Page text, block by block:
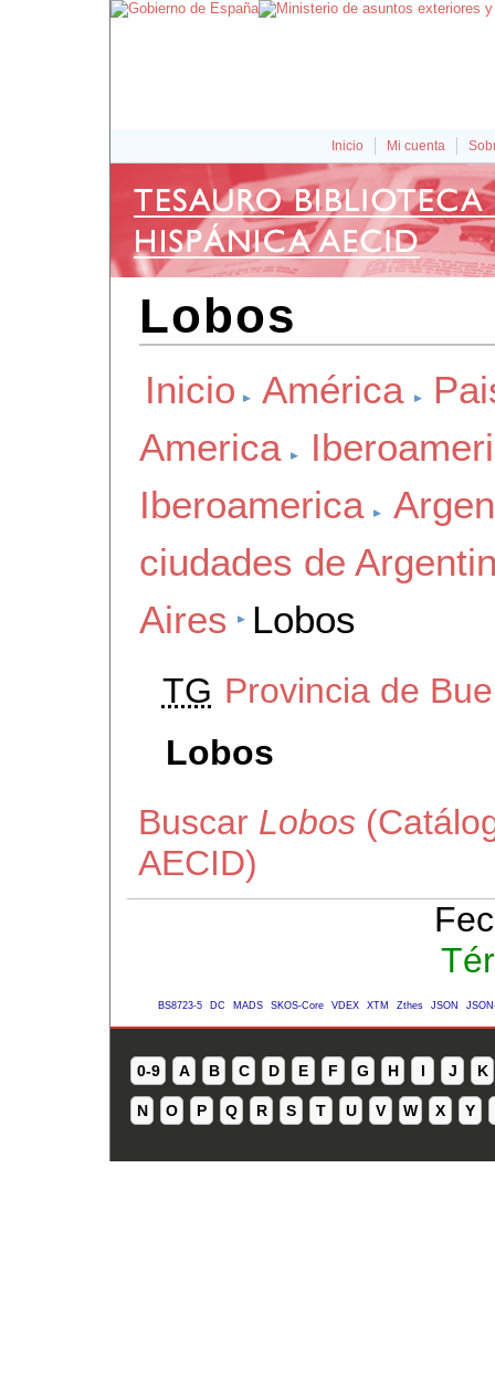
Inicio Mi cuenta
Lobos
Inicio América
America
Iberoamerica
ciudades de
Aires
Lobos
TG Provincia de
Lobos
Buscar Lobos
AECID)
BS8723-5 DC MADS SKOS-Core VDEX XTM Zthes JSON
0-9 A B C D E F G H I J K
N O P Q R S T U V W X Y